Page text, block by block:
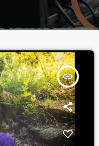
insert_link